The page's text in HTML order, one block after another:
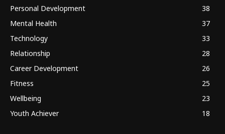
Personal Development
38
Mental Health
37
Technology
33
Relationship
28
Career Development
26
Fitness
25
Wellbeing
23
Youth Achiever
18